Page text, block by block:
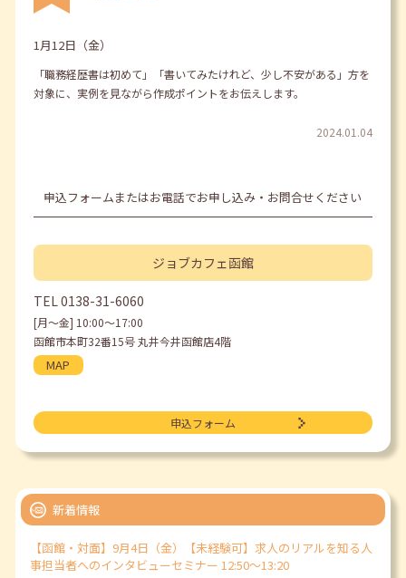
1月12日（金）
「職務経歴書は初めて」「書いてみたけれど、少し不安がある」方を
対象に、実例を見ながら作成ポイントをお伝えします。
2024.01.04
申込フォームまたはお電話でお申し込み・お問合せください
ジョブカフェ函館
TEL0138-31-6060
[月〜金] 10:00〜17:00
函館市本町32番15号 丸井今井函館店4階
MAP
申込フォーム
新着情報
【函館・対面】9月4日（金）【未経験可】求人のリアルを知る人
事担当者へのインタビューセミナー 12:50～13:20